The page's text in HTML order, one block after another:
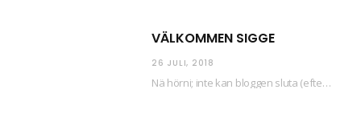
VÄLKOMMEN SIGGE
26 JULI, 2018
Nä hörni; inte kan bloggen sluta (eftersom jag så sällan uppdaterar skiten) i sånt supermoll.…